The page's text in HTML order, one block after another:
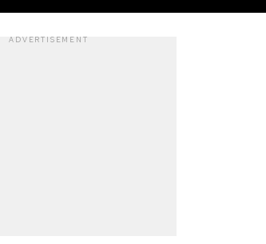
ADVERTISEMENT